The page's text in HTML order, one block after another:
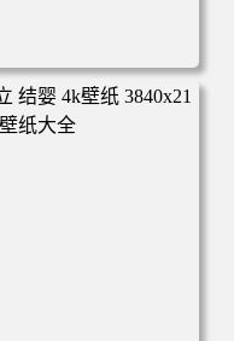
闲 夏日壁纸 治愈系 童
高清壁纸 壁纸下载 壁